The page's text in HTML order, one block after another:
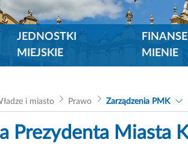
JEDNOSTKI
MIEJSKIE
FINANSE I
MIENIE
i miasto Prawo Zarządzenia PMK
Prezydenta Miasta